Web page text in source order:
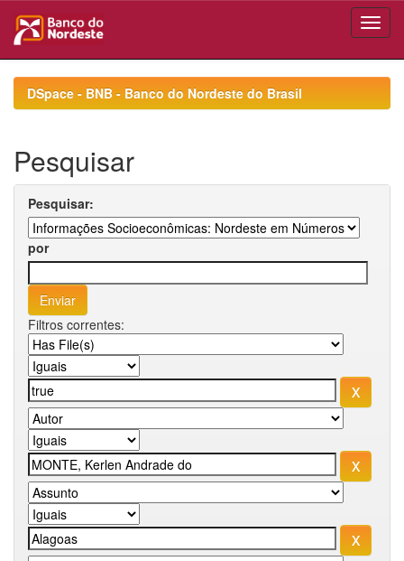
navigationDSpace - BNB - Banco do Nordeste do Brasil
Pesquisar
Pesquisar:
por
Filtros correntes: